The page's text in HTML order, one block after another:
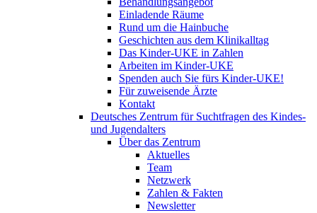
Einladende Räume
Rund um die Hainbuche
Geschichten aus dem Klinikalltag
Das Kinder-UKE in Zahlen
Arbeiten im Kinder-UKE
Spenden auch Sie fürs Kinder-UKE!
Für zuweisende Ärzte
Kontakt
Deutsches Zentrum für Suchtfragen des Kindes-
und Jugendalters
Über das Zentrum
Aktuelles
Team
Netzwerk
Zahlen & Fakten
Newsletter